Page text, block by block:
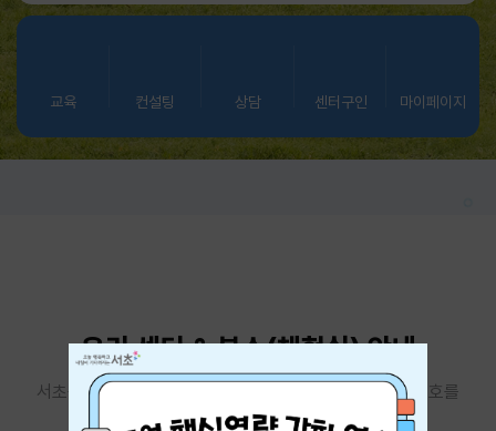
교육 컨설팅 상담 센터구인 마이페이지
우리 센터 & 분소(체험실) 안내
서초구육아종합지원센터 및 분소(체험실)의 위치, 전화번호를
안내해드립니다!